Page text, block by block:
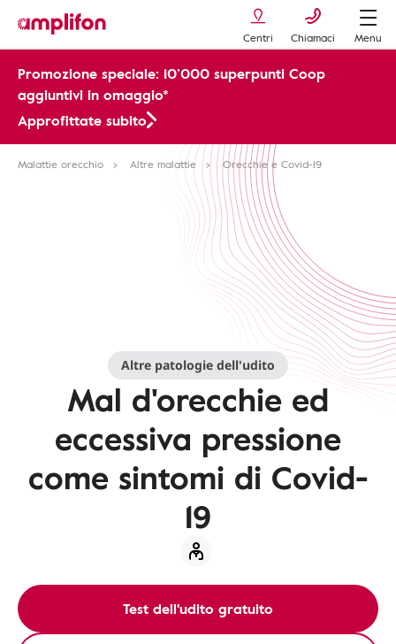
Centri Chiamaci Menu
Promozione speciale: 10’000 superpunti Coop
aggiuntivi in omaggio*
Approfittate subito
Malattie orecchio Altre malattie Orecchie e Covid-19
Altre patologie dell'udito
Mal d'orecchie ed
eccessiva pressione
come sintomi di Covid-
19
Test dell'udito gratuito